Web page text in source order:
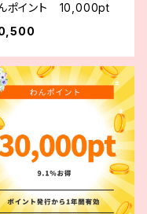
ポイント 10,000pt